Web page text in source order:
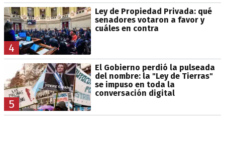
4
Ley de Propiedad Privada: qué
senadores votaron a favor y
cuáles en contra
5
El Gobierno perdió la pulseada
del nombre: la "Ley de Tierras"
se impuso en toda la
conversación digital